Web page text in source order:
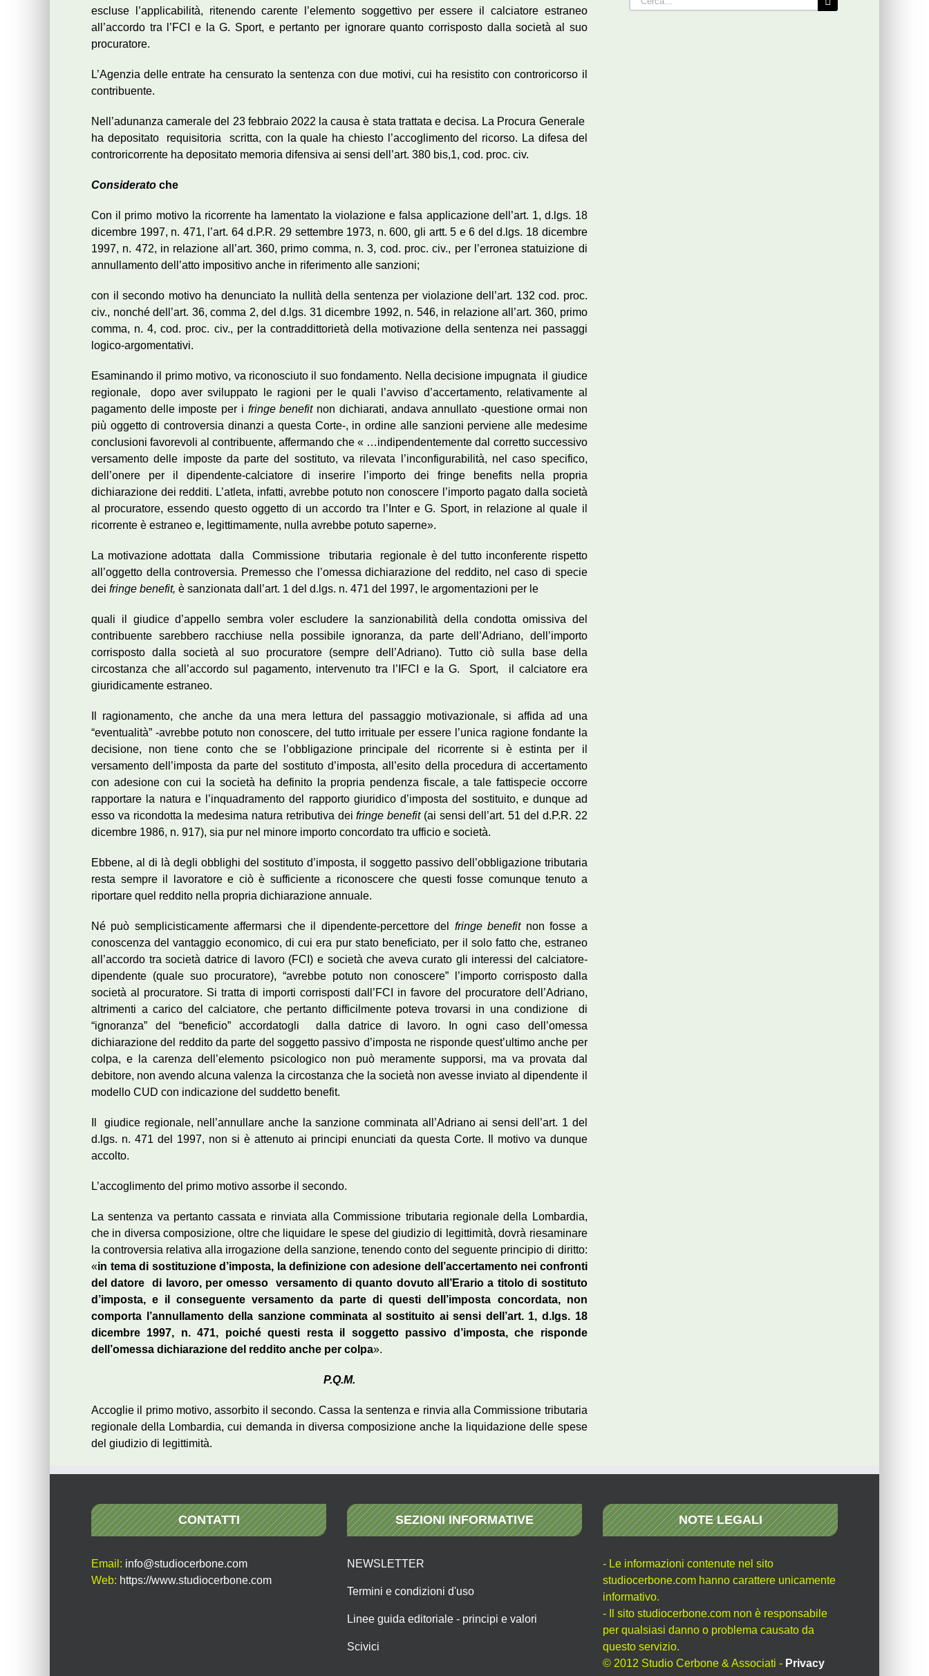
escluse l’applicabilità, ritenendo carente l’elemento soggettivo per essere il calciatore estraneo
all’accordo tra l’FCI e la G. Sport, e pertanto per ignorare quanto corrisposto dalla società al suo
procuratore.
L’Agenzia delle entrate ha censurato la sentenza con due motivi, cui ha resistito con controricorso il
contribuente.
Nell’adunanza camerale del 23 febbraio 2022 la causa è stata trattata e decisa. La Procura Generale
ha depositato requisitoria scritta, con la quale ha chiesto l’accoglimento del ricorso. La difesa del
controricorrente ha depositato memoria difensiva ai sensi dell’art. 380 bis,1, cod. proc. civ.
Considerato che
Con il primo motivo la ricorrente ha lamentato la violazione e falsa applicazione dell’art. 1, d.lgs. 18
dicembre 1997, n. 471, l’art. 64 d.P.R. 29 settembre 1973, n. 600, gli artt. 5 e 6 del d.lgs. 18 dicembre
1997, n. 472, in relazione all’art. 360, primo comma, n. 3, cod. proc. civ., per l’erronea statuizione di
annullamento dell’atto impositivo anche in riferimento alle sanzioni;
con il secondo motivo ha denunciato la nullità della sentenza per violazione dell’art. 132 cod. proc.
civ., nonché dell’art. 36, comma 2, del d.lgs. 31 dicembre 1992, n. 546, in relazione all’art. 360, primo
comma, n. 4, cod. proc. civ., per la contraddittorietà della motivazione della sentenza nei passaggi
logico-argomentativi.
Esaminando il primo motivo, va riconosciuto il suo fondamento. Nella decisione impugnata il giudice
regionale, dopo aver sviluppato le ragioni per le quali l’avviso d’accertamento, relativamente al
pagamento delle imposte per i fringe benefit non dichiarati, andava annullato -questione ormai non
più oggetto di controversia dinanzi a questa Corte-, in ordine alle sanzioni perviene alle medesime
conclusioni favorevoli al contribuente, affermando che « …indipendentemente dal corretto successivo
versamento delle imposte da parte del sostituto, va rilevata l’inconfigurabilità, nel caso specifico,
dell’onere per il dipendente-calciatore di inserire l’importo dei fringe benefits nella propria
dichiarazione dei redditi. L’atleta, infatti, avrebbe potuto non conoscere l’importo pagato dalla società
al procuratore, essendo questo oggetto di un accordo tra l’Inter e G. Sport, in relazione al quale il
ricorrente è estraneo e, legittimamente, nulla avrebbe potuto saperne».
La motivazione adottata dalla Commissione tributaria regionale è del tutto inconferente rispetto
all’oggetto della controversia. Premesso che l’omessa dichiarazione del reddito, nel caso di specie
dei fringe benefit, è sanzionata dall’art. 1 del d.lgs. n. 471 del 1997, le argomentazioni per le
quali il giudice d’appello sembra voler escludere la sanzionabilità della condotta omissiva del
contribuente sarebbero racchiuse nella possibile ignoranza, da parte dell’Adriano, dell’importo
corrisposto dalla società al suo procuratore (sempre dell’Adriano). Tutto ciò sulla base della
circostanza che all’accordo sul pagamento, intervenuto tra l’IFCI e la G. Sport, il calciatore era
giuridicamente estraneo.
Il ragionamento, che anche da una mera lettura del passaggio motivazionale, si affida ad una
“eventualità” -avrebbe potuto non conoscere, del tutto irrituale per essere l’unica ragione fondante la
decisione, non tiene conto che se l’obbligazione principale del ricorrente si è estinta per il
versamento dell’imposta da parte del sostituto d’imposta, all’esito della procedura di accertamento
con adesione con cui la società ha definito la propria pendenza fiscale, a tale fattispecie occorre
rapportare la natura e l’inquadramento del rapporto giuridico d’imposta del sostituito, e dunque ad
esso va ricondotta la medesima natura retributiva deifringe benefit (ai sensi dell’art. 51 del d.P.R. 22
dicembre 1986, n. 917), sia pur nel minore importo concordato tra ufficio e società.
Ebbene, al di là degli obblighi del sostituto d’imposta, il soggetto passivo dell’obbligazione tributaria
resta sempre il lavoratore e ciò è sufficiente a riconoscere che questi fosse comunque tenuto a
riportare quel reddito nella propria dichiarazione annuale.
Né può semplicisticamente affermarsi che il dipendente-percettore del fringe benefit non fosse a
conoscenza del vantaggio economico, di cui era pur stato beneficiato, per il solo fatto che, estraneo
all’accordo tra società­ datrice di lavoro (FCI) e società che aveva curato gli interessi del calciatore-
dipendente (quale suo procuratore), “avrebbe potuto non conoscere” l’importo corrisposto dalla
società al procuratore. Si tratta di importi corrisposti dall’FCI in favore del procuratore dell’Adriano,
altrimenti a carico del calciatore, che pertanto difficilmente poteva trovarsi in una condizione di
“ignoranza” del “beneficio” accordatogli dalla datrice di lavoro. In ogni caso dell’omessa
dichiarazione del reddito da parte del soggetto passivo d’imposta ne risponde quest’ultimo anche per
colpa, e la carenza dell’elemento psicologico non può meramente supporsi, ma va provata dal
debitore, non avendo alcuna valenza la circostanza che la società non avesse inviato al dipendente il
modello CUD con indicazione del suddetto benefit.
Il giudice regionale, nell’annullare anche la sanzione comminata all’Adriano ai sensi dell’art. 1 del
d.lgs. n. 471 del 1997, non si è attenuto ai principi enunciati da questa Corte. Il motivo va dunque
accolto.
L’accoglimento del primo motivo assorbe il secondo.
La sentenza va pertanto cassata e rinviata alla Commissione tributaria regionale della Lombardia,
che in diversa composizione, oltre che liquidare le spese del giudizio di legittimità, dovrà riesaminare
la controversia relativa alla irrogazione della sanzione, tenendo conto del seguente principio di diritto:
«in tema di sostituzione d’imposta, la definizione con adesione dell’accertamento nei confronti
del datore di lavoro, per omesso versamento di quanto dovuto all’Erario a titolo di sostituto
d’imposta, e il conseguente versamento da parte di questi dell’imposta concordata, non
comporta l’annullamento della sanzione comminata al sostituito ai sensi dell’art. 1, d.lgs. 18
dicembre 1997, n. 471, poiché questi resta il soggetto passivo d’imposta, che risponde
dell’omessa dichiarazione del reddito anche per colpa».
P.Q.M.
Accoglie il primo motivo, assorbito il secondo. Cassa la sentenza e rinvia alla Commissione tributaria
regionale della Lombardia, cui demanda in diversa composizione anche la liquidazione delle spese
del giudizio di legittimità.
per:
CONTATTI
Email: info@studiocerbone.com
Web: https://www.studiocerbone.com
SEZIONI INFORMATIVE
NEWSLETTER
Termini e condizioni d'uso
Linee guida editoriale - principi e valori
Scivici
NOTE LEGALI
- Le informazioni contenute nel sito
studiocerbone.com hanno carattere unicamente
informativo.
- Il sito studiocerbone.com non è responsabile
per qualsiasi danno o problema causato da
questo servizio.
© 2012 Studio Cerbone & Associati - Privacy